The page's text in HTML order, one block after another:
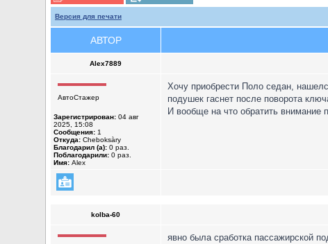
Версия для печати
АВТОР
Alex7889
АвтоСтажер
Зарегистрирован: 04 авг
2025, 15:08
Сообщения: 1
Откуда: Cheboksàry
Благодарил (а): 0 раз.
Поблагодарили: 0 раз.
Имя: Alex
Хочу приобрести Поло седан,
подушек гаснет после поворота
И вообще на что обратить внимание
kolba-60
явно была сработка пассажирской